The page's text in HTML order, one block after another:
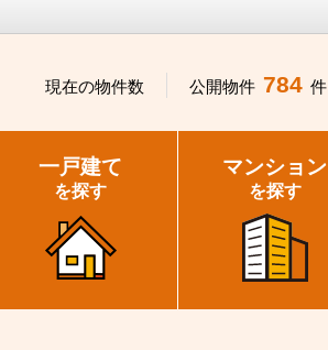
現在の物件数 公開物件 784 件
一戸建て
を探す
マンション
を探す